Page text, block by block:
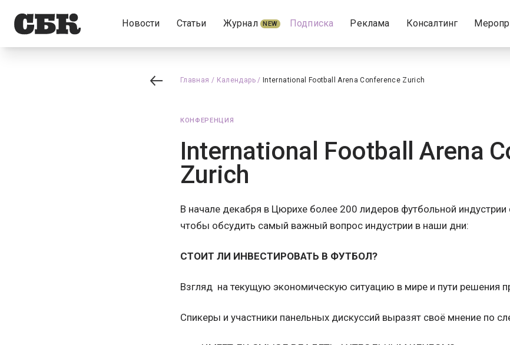
Новости Статьи Журнал NEW Подписка Реклама Консалтинг
Главная / Календарь/ International Football Arena Conference Zurich
КОНФЕРЕНЦИЯ
International Football Arena
Zurich
В начале декабря в Цюрихе более 200 лидеров футбольной индустрии
чтобы обсудить самый важный вопрос индустрии в наши дни:
СТОИТ ЛИ ИНВЕСТИРОВАТЬ В ФУТБОЛ?
Взгляд на текущую экономическую ситуацию в мире и пути решения
Спикеры и участники панельных дискуссий выразят своё мнение по